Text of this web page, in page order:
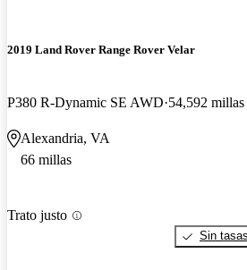
2019 Land Rover Range Rover Velar
P380 R-Dynamic SE AWD 54,592 millas
Alexandria, VA
66 millas
Trato justo
Sin